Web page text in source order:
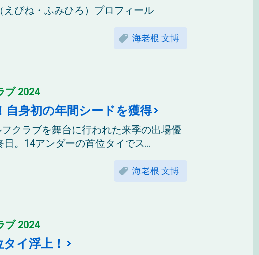
びね・ふみひろ）プロフィール
海老根 文博
ブ 2024
自身初の年間シードを獲得
クラブを舞台に行われた来季の出場優
。14アンダーの首位タイでス...
海老根 文博
ブ 2024
イ浮上！